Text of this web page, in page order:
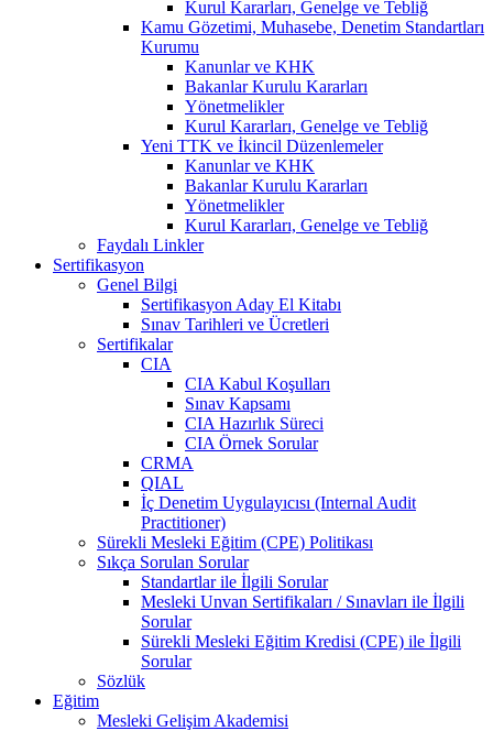
Kurul Kararları, Genelge ve Tebliğ
Kamu Gözetimi, Muhasebe, Denetim Standartları
Kurumu
Kanunlar ve KHK
Bakanlar Kurulu Kararları
Yönetmelikler
Kurul Kararları, Genelge ve Tebliğ
Yeni TTK ve İkincil Düzenlemeler
Kanunlar ve KHK
Bakanlar Kurulu Kararları
Yönetmelikler
Kurul Kararları, Genelge ve Tebliğ
Faydalı Linkler
Sertifikasyon
Genel Bilgi
Sertifikasyon Aday El Kitabı
Sınav Tarihleri ve Ücretleri
Sertifikalar
CIA
CIA Kabul Koşulları
Sınav Kapsamı
CIA Hazırlık Süreci
CIA Örnek Sorular
CRMA
QIAL
İç Denetim Uygulayıcısı (Internal Audit
Practitioner)
Sürekli Mesleki Eğitim (CPE) Politikası
Sıkça Sorulan Sorular
Standartlar ile İlgili Sorular
Mesleki Unvan Sertifikaları / Sınavları ile İlgili
Sorular
Sürekli Mesleki Eğitim Kredisi (CPE) ile İlgili
Sorular
Sözlük
Eğitim
Mesleki Gelişim Akademisi